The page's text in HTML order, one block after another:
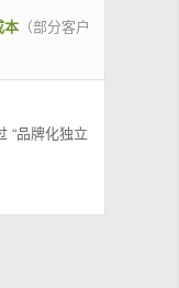
本 （部分客户
“品牌化独立